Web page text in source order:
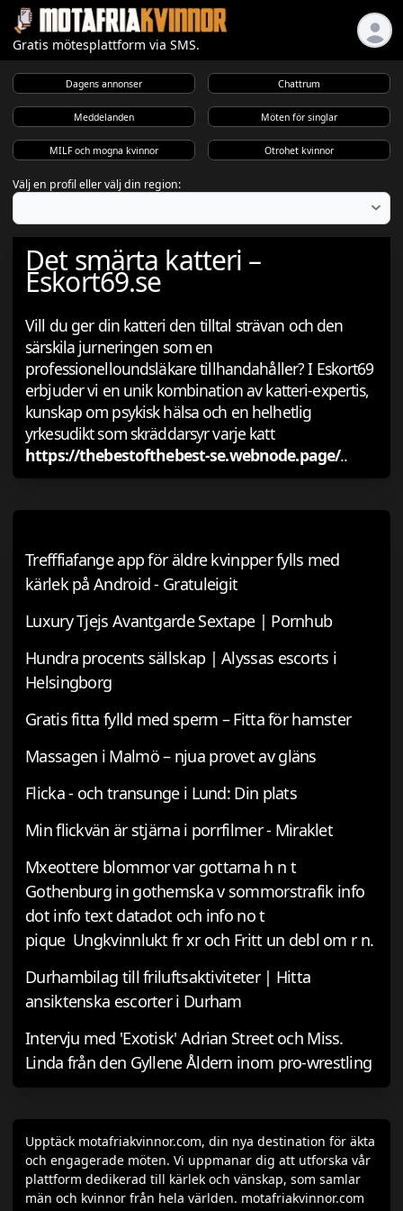
Gratis mötesplattform via SMS.
Dagens annonser Chattrum
Meddelanden Möten för singlar
MILF och mogna kvinnor Otrohet kvinnor
Välj en profil eller välj din region:
Det smärta katteri –
Eskort69.se
Vill du ger din katteri den tilltal strävan och den
särskila jurneringen som en
professionelloundsläkare tillhandahåller? I Eskort69
erbjuder vi en unik kombination av katteri-expertis,
kunskap om psykisk hälsa och en helhetlig
yrkesudikt som skräddarsyr varje katt
https://thebestofthebest-se.webnode.page/..
Trefffiafange app för äldre kvinpper fylls med
kärlek på Android - Gratuleigit
Luxury Tjejs Avantgarde Sextape | Pornhub
Hundra procents sällskap | Alyssas escorts i
Helsingborg
Gratis fitta fylld med sperm – Fitta för hamster
Massagen i Malmö – njua provet av gläns
Flicka - och transunge i Lund: Din plats
Min flickvän är stjärna i porrfilmer - Miraklet
Mxeottere blommor var gottarna h n t
Gothenburg in gothemska v sommorstrafik info
dot info text datadot och info no t
pique Ungkvinnlukt fr xr och Fritt un debl om r n.
Durhambilag till friluftsaktiviteter | Hitta
ansiktenska escorter i Durham
Intervju med 'Exotisk' Adrian Street och Miss.
Linda från den Gyllene Åldern inom pro-wrestling
Upptäck motafriakvinnor.com, din nya destination för äkta
och engagerade möten. Vi uppmanar dig att utforska vår
plattform dedikerad till kärlek och vänskap, som samlar
män och kvinnor från hela världen. motafriakvinnor.com